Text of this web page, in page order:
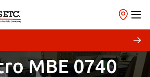
MBE 0740